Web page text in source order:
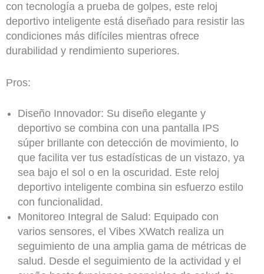
con tecnología a prueba de golpes, este reloj
deportivo inteligente está diseñado para resistir las
condiciones más difíciles mientras ofrece
durabilidad y rendimiento superiores.
Pros:
Diseño Innovador: Su diseño elegante y
deportivo se combina con una pantalla IPS
súper brillante con detección de movimiento, lo
que facilita ver tus estadísticas de un vistazo, ya
sea bajo el sol o en la oscuridad. Este reloj
deportivo inteligente combina sin esfuerzo estilo
con funcionalidad.
Monitoreo Integral de Salud: Equipado con
varios sensores, el Vibes XWatch realiza un
seguimiento de una amplia gama de métricas de
salud. Desde el seguimiento de la actividad y el